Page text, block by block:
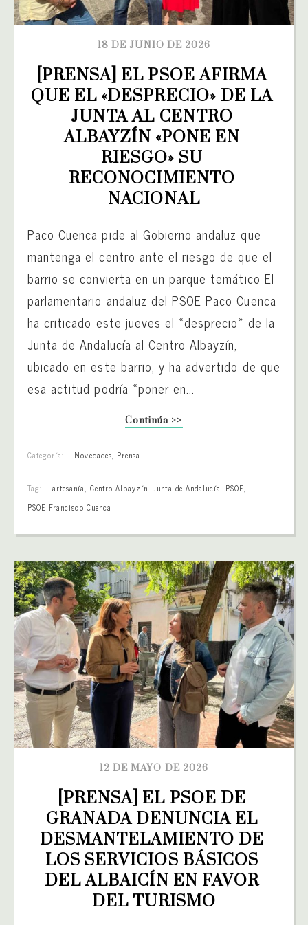
18 DE JUNIO DE 2026
[PRENSA] EL PSOE AFIRMA
QUE EL «DESPRECIO» DE LA
JUNTA AL CENTRO
ALBAYZÍN «PONE EN
RIESGO» SU
RECONOCIMIENTO
NACIONAL
Paco Cuenca pide al Gobierno andaluz que
mantenga el centro ante el riesgo de que el
barrio se convierta en un parque temático El
parlamentario andaluz del PSOE Paco Cuenca
ha criticado este jueves el «desprecio» de la
Junta de Andalucía al Centro Albayzín,
ubicado en este barrio, y ha advertido de que
esa actitud podría «poner en...
Continúa >>
Categoría: Novedades, Prensa
Tag: artesanía, Centro Albayzín,Junta de Andalucía, PSOE,
PSOE Francisco Cuenca
12 DE MAYO DE 2026
[PRENSA] EL PSOE DE
GRANADA DENUNCIA EL
DESMANTELAMIENTO DE
LOS SERVICIOS BÁSICOS
DEL ALBAICÍN EN FAVOR
DEL TURISMO